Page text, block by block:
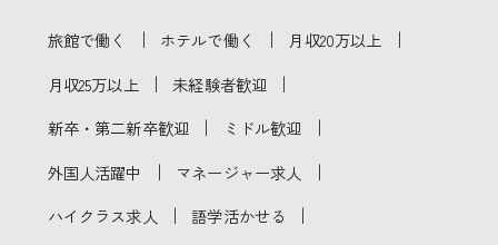
旅館で働く ｜ ホテルで働く ｜ 月収20万以上 ｜
月収25万以上 ｜ 未経験者歓迎 ｜
新卒・第二新卒歓迎 ｜ ミドル歓迎 ｜
外国人活躍中 ｜ マネージャー求人 ｜
ハイクラス求人 ｜ 語学活かせる ｜